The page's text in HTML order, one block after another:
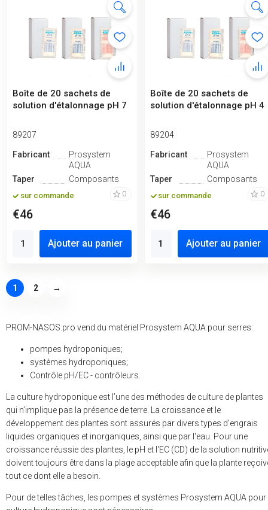
Boîte de 20 sachets de
solution d'étalonnage pH 7
89207
Fabricant
Prosystem
AQUA
Taper
Composants
sur commande 0
€46
Ajouter au panier
Boîte de 20 sachets de
solution d'étalonnage pH 4
89204
Fabricant
Prosystem
AQUA
Taper
Composants
sur commande 0
€46
Ajouter au panier
1 2 →
PROM-NASOS.pro vend du matériel Prosystem AQUA pour serres:
pompes hydroponiques;
systèmes hydroponiques;
Contrôle pH/EC - contrôleurs.
La culture hydroponique est l’une des méthodes de culture de plantes
qui n’implique pas la présence de terre. La croissance et le
développement des plantes sont assurés par divers types d'engrais
liquides organiques et inorganiques, ainsi que par l'eau. Pour une
croissance réussie des plantes, le pH et l'EC (CD) de la solution
doivent toujours être dans la plage acceptable afin que la plante
tout ce dont elle a besoin.
Pour de telles tâches, les pompes et systèmes Prosystem AQUA pour